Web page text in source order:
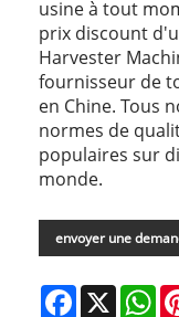
usine à tout
prix discount
Harvester
fournisseur de
en Chine. Tous
normes de
populaires sur
monde.
envoyer une
Facebook
X